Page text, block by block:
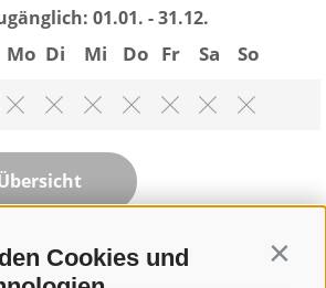
Cookies und
01.01. - 31.12.
Mo Di Mi Do Fr Sa
So